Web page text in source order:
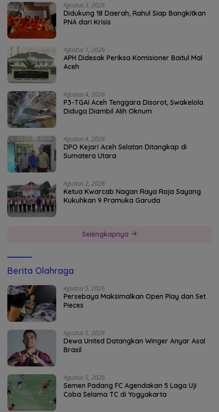
Agustus 3, 2026
Didukung 18 Daerah, Rahul Siap Bangkitkan
PNA dari Krisis
Agustus 1, 2026
APH Didesak Periksa Komisioner Baitul Mal
Aceh
Agustus 4, 2026
P3-TGAI Aceh Tenggara Disorot, Swakelola
Diduga Diambil Alih Oknum
Agustus 4, 2026
DPO Kejari Aceh Selatan Ditangkap di
Sumatera Utara
Agustus 2, 2026
Ketua Kwarcab Nagan Raya Raja Sayang
Kukuhkan 9 Pramuka Garuda
Selengkapnya
Berita Olahraga
Agustus 5, 2026
Persebaya Maksimalkan Open Play dan Set
Pieces
Agustus 5, 2026
Dewa United Datangkan Winger Anyar Asal
Brasil
Agustus 5, 2026
Semen Padang FC Agendakan 5 Laga Uji
Coba Selama TC di Yogyakarta